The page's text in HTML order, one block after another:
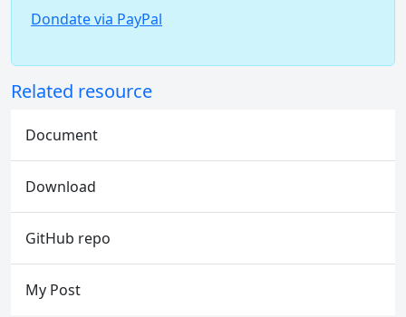
Dondate via PayPal
Related resource
Document
Download
GitHub repo
My Post